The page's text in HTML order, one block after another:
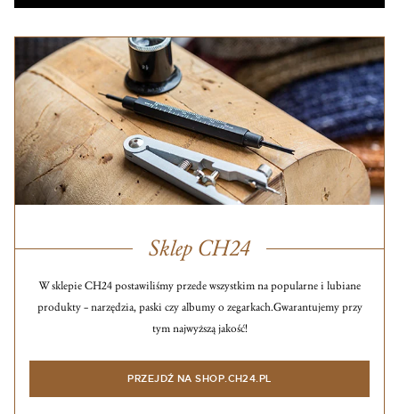
Sklep CH24
W sklepie CH24 postawiliśmy przede wszystkim na popularne i lubiane
produkty – narzędzia, paski czy albumy o zegarkach.Gwarantujemy przy
tym najwyższą jakość!
PRZEJDŹ NA SHOP.CH24.PL